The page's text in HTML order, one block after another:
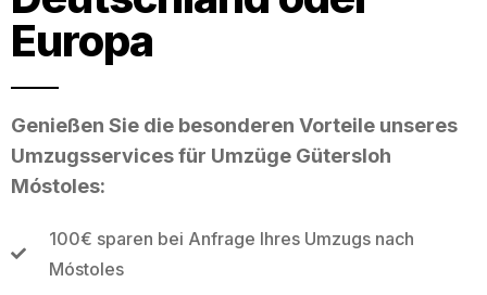
Europa
Genießen Sie die besonderen Vorteile unseres
Umzugsservices für Umzüge Gütersloh
Móstoles:
100€ sparen bei Anfrage Ihres Umzugs nach
Móstoles